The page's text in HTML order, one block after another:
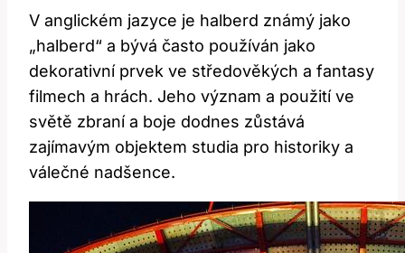
V anglickém jazyce je halberd známý jako
„halberd“ a bývá často používán jako
dekorativní prvek ve⁢ středověkých a ⁣fantasy
filmech a hrách. ​Jeho‌ význam a použití ve
světě​ zbraní a⁣ boje dodnes zůstává
zajímavým objektem‍ studia pro historiky a
válečné nadšence.